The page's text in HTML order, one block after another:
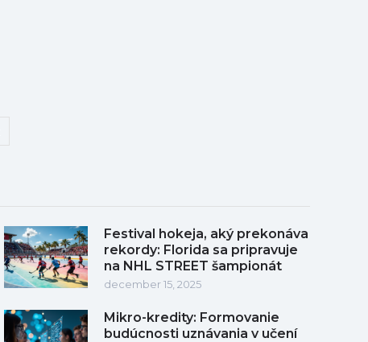
Festival hokeja, aký prekonáva
rekordy: Florida sa pripravuje
na NHL STREET šampionát
december 15, 2025
Mikro-kredity: Formovanie
budúcnosti uznávania v učení